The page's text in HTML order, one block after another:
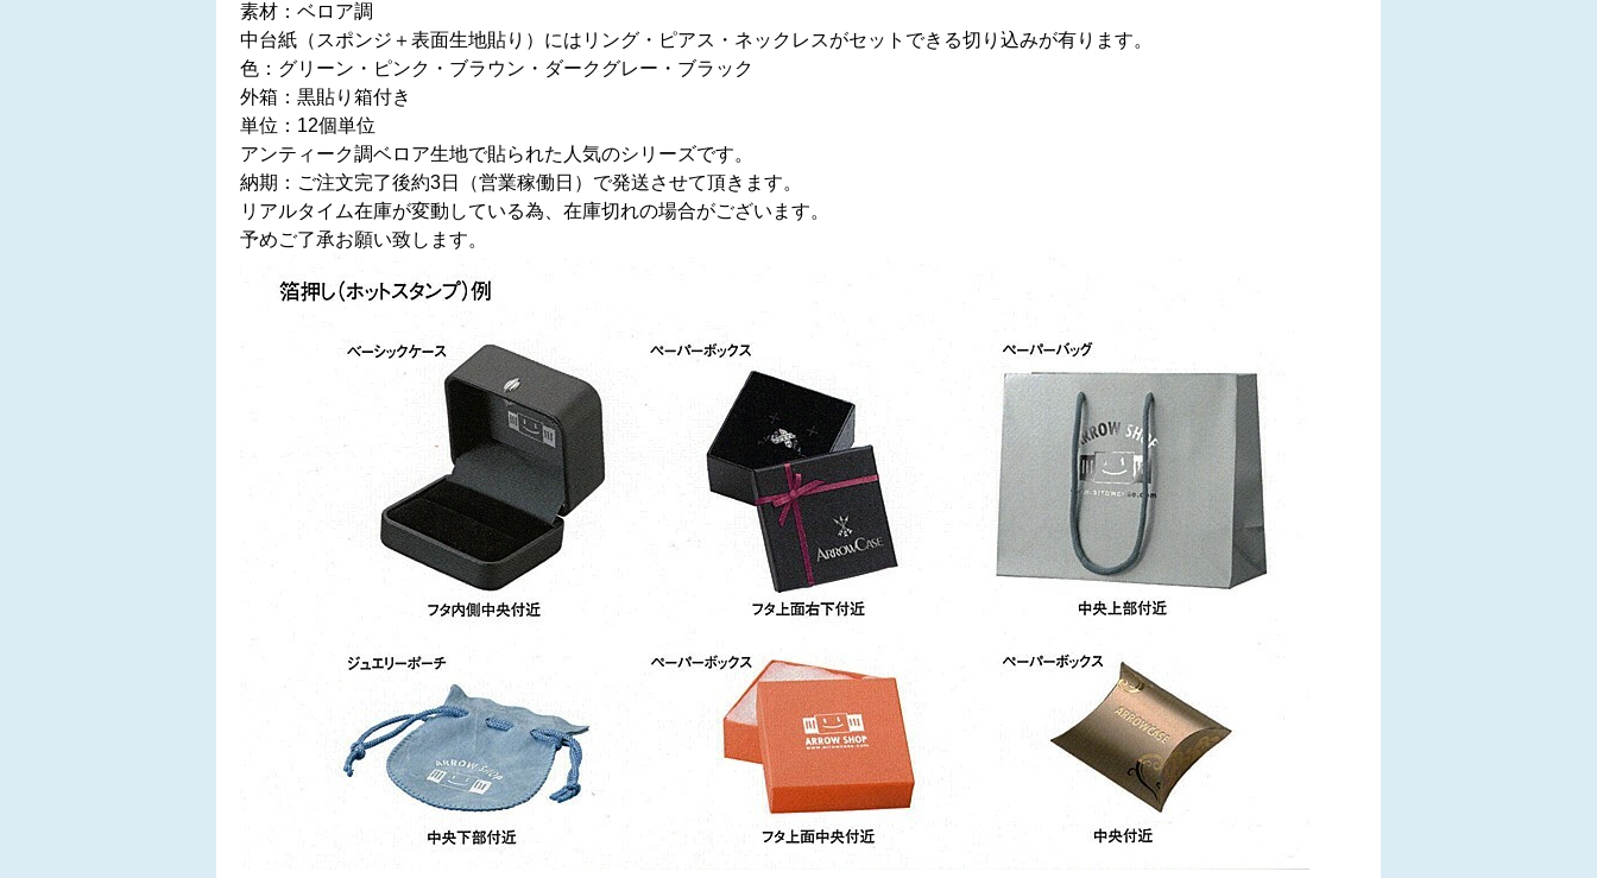
素材：ベロア調
中台紙（スポンジ＋表面生地貼り）にはリング・ピアス・ネックレスがセットできる切り込みが有ります。
色：グリーン・ピンク・ブラウン・ダークグレー・ブラック
外箱：黒貼り箱付き
単位：12個単位
アンティーク調ベロア生地で貼られた人気のシリーズです。
納期：ご注文完了後約3日（営業稼働日）で発送させて頂きます。
リアルタイム在庫が変動している為、在庫切れの場合がございます。
予めご了承お願い致します。